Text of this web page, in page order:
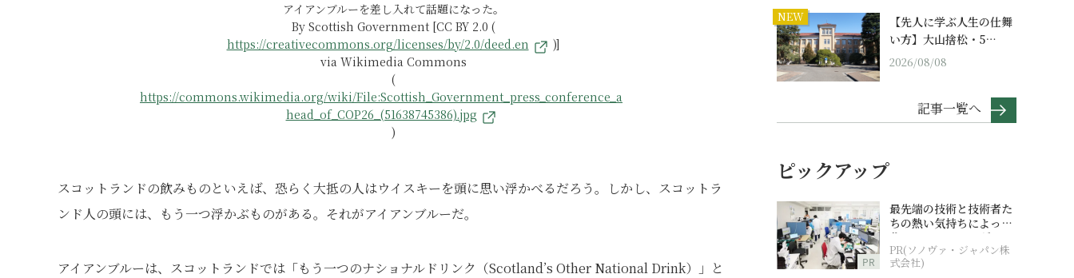
アイアンブルーを差し入れて話題になった。
By Scottish Government [CC BY 2.0 (
https://creativecommons.org/licenses/by/2.0/deed.en
)]
via Wikimedia Commons
(
https://commons.wikimedia.org/wiki/File:Scottish_Government_press_conference_a
head_of_COP26_(51638745386).jpg
)
スコットランドの飲みものといえば、恐らく大抵の人はウイスキーを頭に思い浮かべるだろう。しかし、スコットラ
ンド人の頭には、もう一つ浮かぶものがある。それがアイアンブルーだ。
アイアンブルーは、スコットランドでは「もう一つのナショナルドリンク（Scotland’s Other National Drink）」と
NEW
【先人に学ぶ人生の仕舞
い方】大山捨松・5…
2026/08/08
記事一覧へ
ピックアップ
PR
最先端の技術と技術者た
ちの熱い気持ちによって
作られているオーダーメ
イド補聴器
PR(ソノヴァ・ジャパン株
式会社)